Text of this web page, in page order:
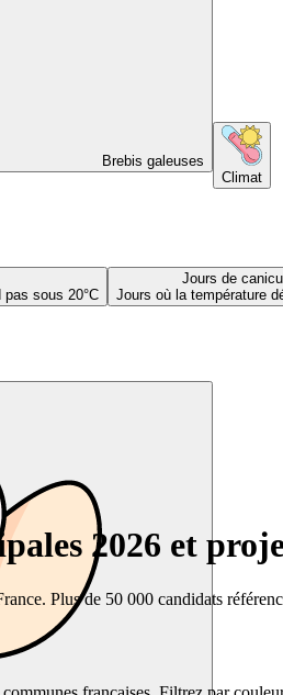
Brebis galeuses
Climat
pas sous 20°C
Jours de
Jours où la température
2026 et
Plus de 50 000 candidats